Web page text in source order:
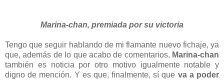
Marina-chan, premiada por su victoria
Tengo que seguir hablando de mi flamante nuevo fichaje, ya
que, además de lo que acabo de comentarios, Marina-chan
también es noticia por otro motivo igualmente notable y
digno de mención. Y es que, finalmente, sí que va a poder